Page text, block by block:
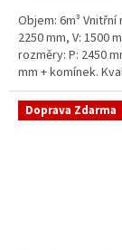
Objem: 6m³ Vnitřní
2250 mm, V: 1500
rozměry: P: 2450
mm + komínek.
pitnou vodu pod
stání. Průměr a
Doprava Zdarma